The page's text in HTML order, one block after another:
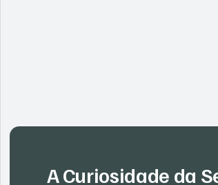
A Curiosidade da